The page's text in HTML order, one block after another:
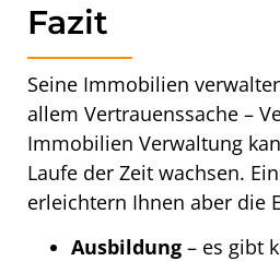
Fazit
Seine Immobilien
allem Vertrauenssache –
Immobilien Verwaltung
Laufe der Zeit wachsen.
erleichtern Ihnen aber die
Ausbildung – es gibt